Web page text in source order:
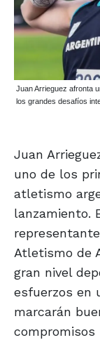
Juan Arrieguez afronta
los grandes desafíos
Juan
uno de los
atletismo
lanzamiento.
Atletismo de
gran nivel
esfuerzos en
marcarán
compromisos